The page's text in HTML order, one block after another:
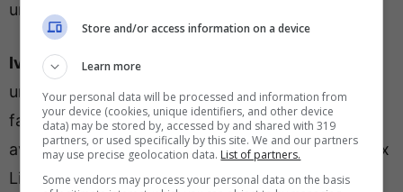
un’offerta considerata congrua.
Ivan Juric, tecnico della ‘Dea’, ha voluto prendere
una posizione forte che farà di certo infuriare i
fantallenatori che nel reintegro di Lookman ci
avevano creduto, a maggior ragione dopo che l’ex
Lipsia era stato reinserito nella lista UEFA e in
Store and/or access information on a device
Learn more
Your personal data will be processed and information from
your device (cookies, unique identifiers, and other device
data) may be stored by, accessed by and shared with 319
partners, or used specifically by this site. We and our partners
may use precise geolocation data. List of partners.
Some vendors may process your personal data on the basis